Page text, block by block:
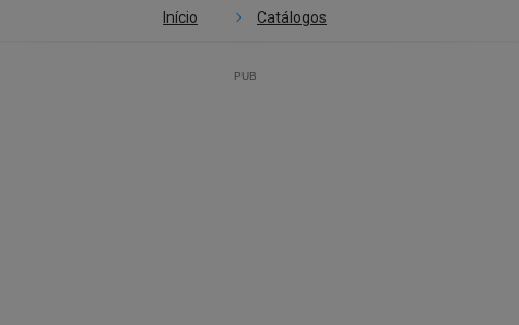
Início Catálogos